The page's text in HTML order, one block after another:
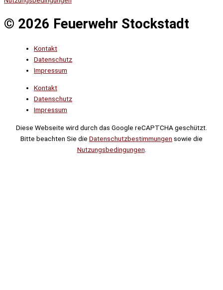
© 2026 Feuerwehr Stockstadt
Kontakt
Datenschutz
Impressum
Kontakt
Datenschutz
Impressum
Diese Webseite wird durch das Google reCAPTCHA geschützt.
Bitte beachten Sie die Datenschutzbestimmungen sowie die
Nutzungsbedingungen